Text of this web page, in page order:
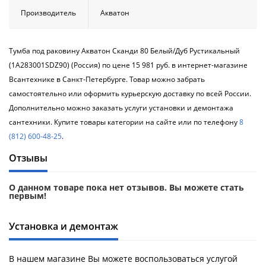
Все
ВсеПроизводитель Акватон
Тумба под раковину Акватон Сканди 80 Белый/Дуб Рустикальный
(1A283001SDZ90) (Россия) по цене 15 981 руб. в интернет-магазине
Всантехнике в Санкт-Петербурге. Товар можно забрать
самостоятельно или оформить курьерскую доставку по всей России.
Дополнительно можно заказать услуги установки и демонтажа
сантехники. Купите товары категории на сайте или по телефону8
(812) 600-48-25.
Отзывы
О данном товаре пока нет отзывов. Вы можете стать
первым!
Установка и демонтаж
В нашем магазине Вы можете воспользоваться услугой